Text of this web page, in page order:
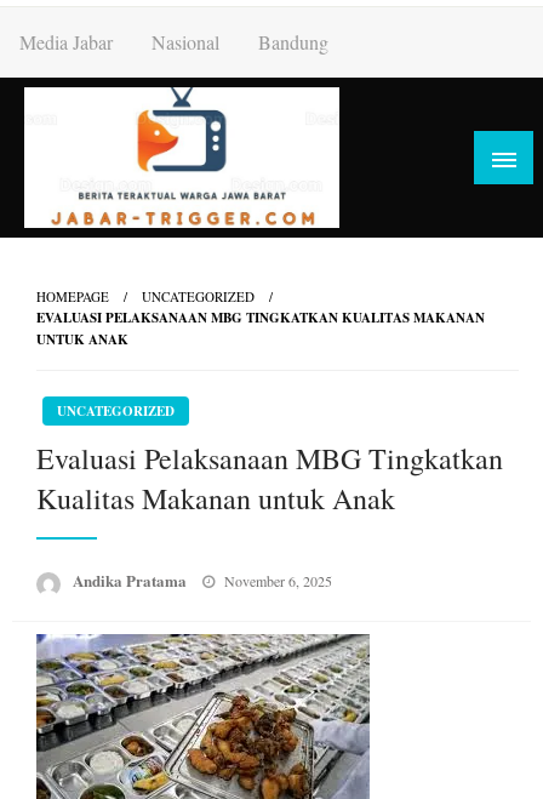
content
Media Jabar Nasional Bandung
HOMEPAGE UNCATEGORIZED
EVALUASI PELAKSANAAN MBG TINGKATKAN KUALITAS MAKANAN
UNTUK ANAK
UNCATEGORIZED
Evaluasi Pelaksanaan MBG Tingkatkan
Kualitas Makanan untuk Anak
Andika Pratama
Posted
November 6, 2025